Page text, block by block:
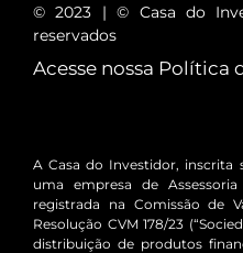
© 2023 | © Casa do
reservados
Acesse nossa Política
A Casa do Investidor, inscrita
uma empresa de
registrada na Comissão de
Resolução CVM 178/23
distribuição de produtos